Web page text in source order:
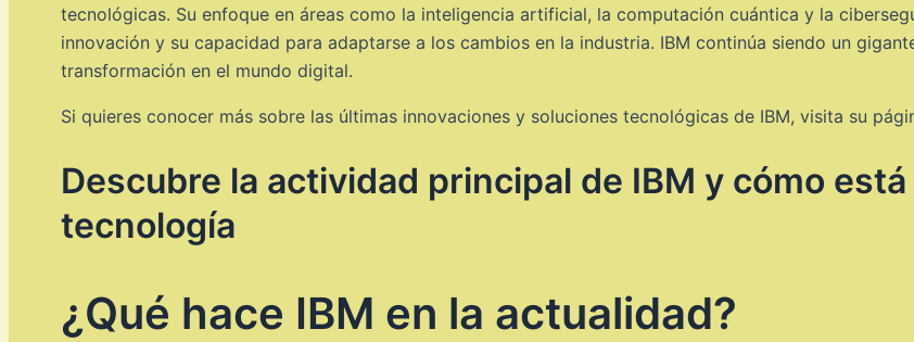
tecnológicas. Su enfoque en áreas como la inteligencia artificial, la computación cuántica y la
innovación y su capacidad para adaptarse a los cambios en la industria. IBM continúa siendo un
transformación en el mundo digital.
Si quieres conocer más sobre las últimas innovaciones y soluciones tecnológicas de IBM, visita su
Descubre la actividad principal de IBM y cómo
tecnología
¿Qué hace IBM en la actualidad?